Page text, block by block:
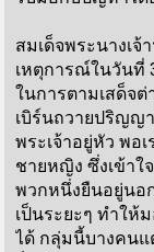
สมเด็จพระนางเจ้
เหตุการณ์ในวันที่
ในการตามเสด็จต่
เบิร์นถวายปริญ
พระเจ้าอยู่หัว พอ
ชายหญิง ซึ่งเข้าใ
พวกหนึ่งยืนอยู่นอ
เป็นระยะๆ ทำให้
ได้ กลุ่มนี้บางคนแ